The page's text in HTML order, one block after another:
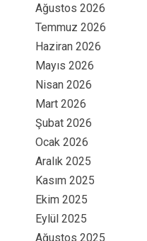
Ağustos 2026
Temmuz 2026
Haziran 2026
Mayıs 2026
Nisan 2026
Mart 2026
Şubat 2026
Ocak 2026
Aralık 2025
Kasım 2025
Ekim 2025
Eylül 2025
Ağustos 2025